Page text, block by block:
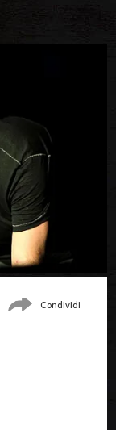
Condividi